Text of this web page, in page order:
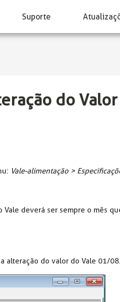
Suporte
do
Vale-alimentação >
deverá ser sempre o mês
alteração do valor do Vale 01/08.